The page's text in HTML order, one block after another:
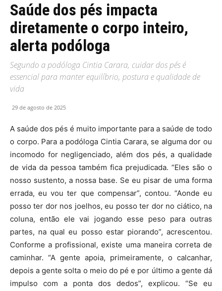
Saúde dos pés impacta
diretamente o corpo inteiro,
alerta podóloga
Segundo a podóloga Cintia Carara, cuidar dos pés é
essencial para manter equilíbrio, postura e qualidade de
vida
29 de agosto de 2025
A saúde dos pés é muito importante para a saúde de todo
o corpo. Para a podóloga Cintia Carara, se alguma dor ou
incomodo for negligenciado, além dos pés, a qualidade
de vida da pessoa também fica prejudicada. “Eles são o
nosso sustento, a nossa base. Se eu pisar de uma forma
errada, eu vou ter que compensar”, contou. “Aonde eu
posso ter dor nos joelhos, eu posso ter dor no ciático, na
coluna, então ele vai jogando esse peso para outras
partes, na qual eu posso estar piorando”, acrescentou.
Conforme a profissional, existe uma maneira correta de
caminhar. “A gente apoia, primeiramente, o calcanhar,
depois a gente solta o meio do pé e por último a gente dá
impulso com a ponta dos dedos”, explicou. “Se eu